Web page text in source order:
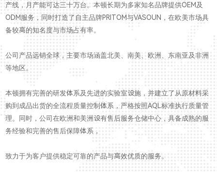
产线，月产能可达三十万台。本顿长期为多家知名品牌提供OEM及
ODM服务，同时打造了自主品牌PRITOM与VASOUN，在欧美市场具
备较高的知名度与市场占有率。
公司产品远销全球，主要市场涵盖北美、南美、欧洲、东南亚及非洲
等地区。
本顿拥有完善的研发体系及先进的实验室设施，并建立了从原材料采
购到成品出货的全流程质量控制体系，严格按照AQL标准执行质量管
理。同时，公司在欧洲和美洲设有售后服务仓储中心，具备成熟的服
务经验和完善的售后保障体系，
致力于为客户提供稳定可靠的产品与高效优质的服务。